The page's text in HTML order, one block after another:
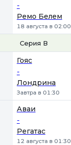
-
Ремо Белем
18 августа в 02:00
Серия В
Гояс
-
Лондрина
Завтра в 01:30
Аваи
-
Регатас
12 августа в 01:30